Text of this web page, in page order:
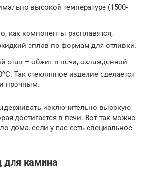
высокой температуре (1500-
как компоненты расплавятся,
жидкий сплав по формам для отливки.
этап – обжиг в печи, охлажденной
Так стеклянное изделие сделается
прочным.
исключительно высокую
достигается в печи. Вот так можно
дома, если у вас есть специальное
камина